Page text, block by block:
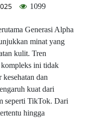
1099
Generasi Alpha
minat yang
kulit. Tren
ini tidak
dan
kuat dari
seperti TikTok. Dari
hingga